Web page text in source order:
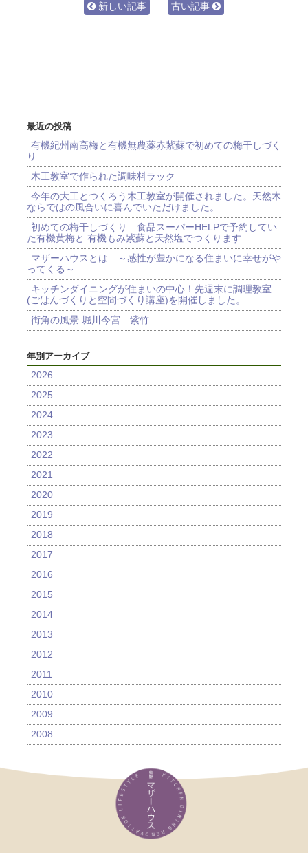
新しい記事 古い記事
最近の投稿
有機紀州南高梅と有機無農薬赤紫蘇で初めての梅干しづく
り
木工教室で作られた調味料ラック
今年の大工とつくろう木工教室が開催されました。天然木
ならではの風合いに喜んでいただけました。
初めての梅干しづくり 食品スーパーHELPで予約してい
た有機黄梅と 有機もみ紫蘇と天然塩でつくります
マザーハウスとは ～感性が豊かになる住まいに幸せがや
ってくる～
キッチンダイニングが住まいの中心！先週末に調理教室
(ごはんづくりと空間づくり講座)を開催しました。
街角の風景 堀川今宮 紫竹
年別アーカイブ
2026
2025
2024
2023
2022
2021
2020
2019
2018
2017
2016
2015
2014
2013
2012
2011
2010
2009
2008